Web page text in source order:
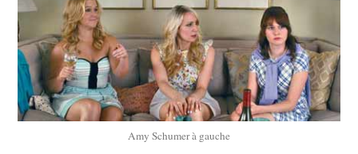
Amy Schumer à gauche